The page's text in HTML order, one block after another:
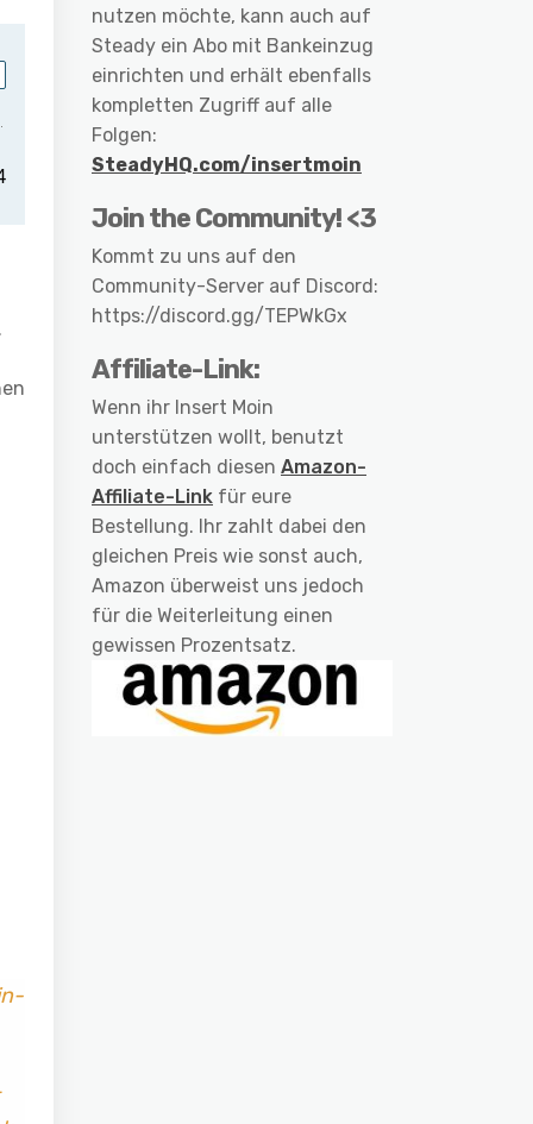
nutzen möchte, kann auch auf
Steady ein Abo mit Bankeinzug
einrichten und erhält ebenfalls
kompletten Zugriff auf alle
Folgen:
SteadyHQ.com/insertmoin
Join the Community! <3
Kommt zu uns auf den
Community-Server auf Discord:
https://discord.gg/TEPWkGx
Affiliate-Link:
Wenn ihr Insert Moin
unterstützen wollt, benutzt
doch einfach diesen Amazon-
Affiliate-Link für eure
Bestellung. Ihr zahlt dabei den
gleichen Preis wie sonst auch,
Amazon überweist uns jedoch
für die Weiterleitung einen
gewissen Prozentsatz.